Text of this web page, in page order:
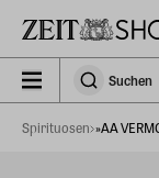
SuchenSuchen
Spirituosen »AA